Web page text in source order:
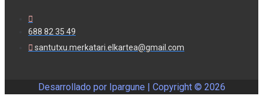
688 82 35 49
santutxu.merkatari.elkartea@gmail.com
Desarrollado por Ipargune | Copyright © 2026